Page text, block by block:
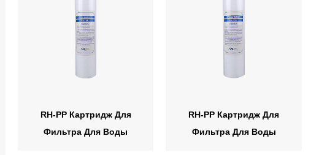
RH-PP Картридж Для
Фильтра Для Воды
RH-PP Картридж Для
Фильтра Для Воды